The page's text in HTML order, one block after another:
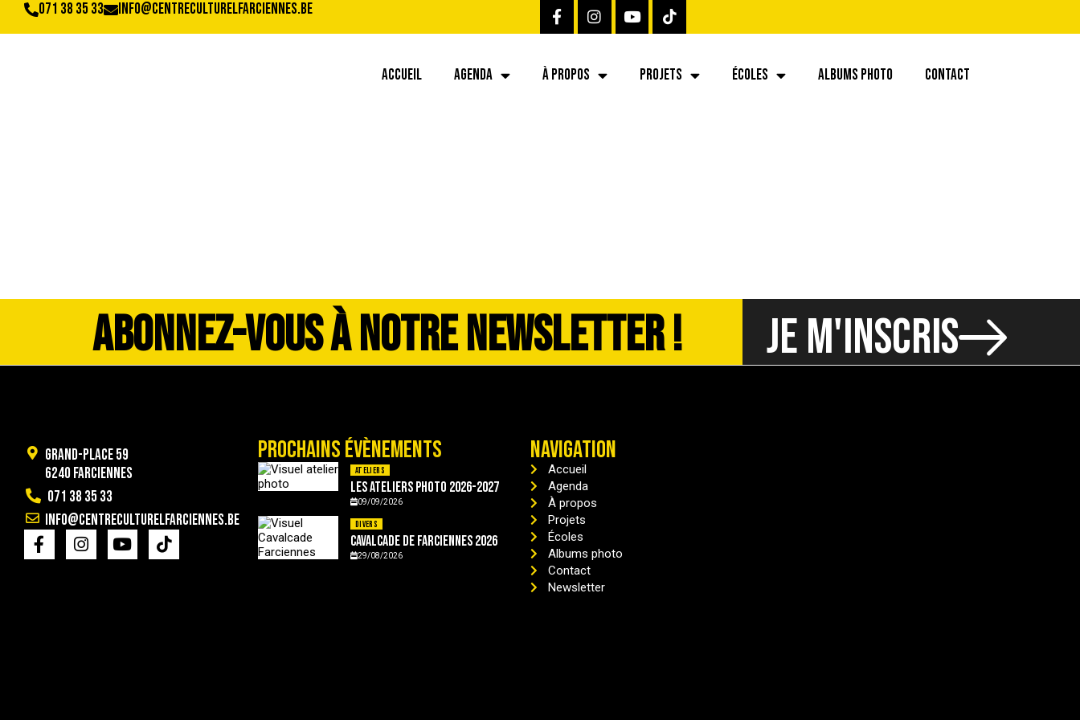
071 38 35 33 info@centreculturelfarciennes.be
ACCUEIL AGENDA À PROPOS PROJETS ÉCOLES ALBUMS PHOTO CONTACT
ABONNEZ-VOUS À NOTRE NEWSLETTER ! JE M'INSCRIS
Grand-Place 59
6240 Farciennes
071 38 35 33
info@centreculturelfarciennes.be
PROCHAINS ÉVÈNEMENTS
Ateliers
Les ateliers photo 2026-2027
09/09/2026
Divers
Cavalcade de Farciennes 2026
29/08/2026
NAVIGATION
Accueil
Agenda
À propos
Projets
Écoles
Albums photo
Contact
Newsletter